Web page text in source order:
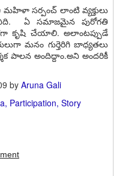
సర్పంచ్ లాంటి వ్యక్తులు
ఏ సమాజమైన పురోగతి
కృషి చేయాలి. అలాంటప్పుడే
మనం గుర్తెరిగి బాధ్యతలు
పాలన అందిద్దాం.అని అందరికీ
by Aruna Gali
Participation Story